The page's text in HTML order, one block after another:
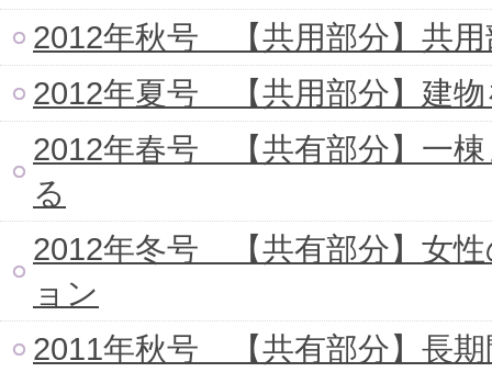
2012年秋号 【共用部分】共
2012年夏号 【共用部分】建
2012年春号 【共有部分】一
る
2012年冬号 【共有部分】女
ョン
2011年秋号 【共有部分】長